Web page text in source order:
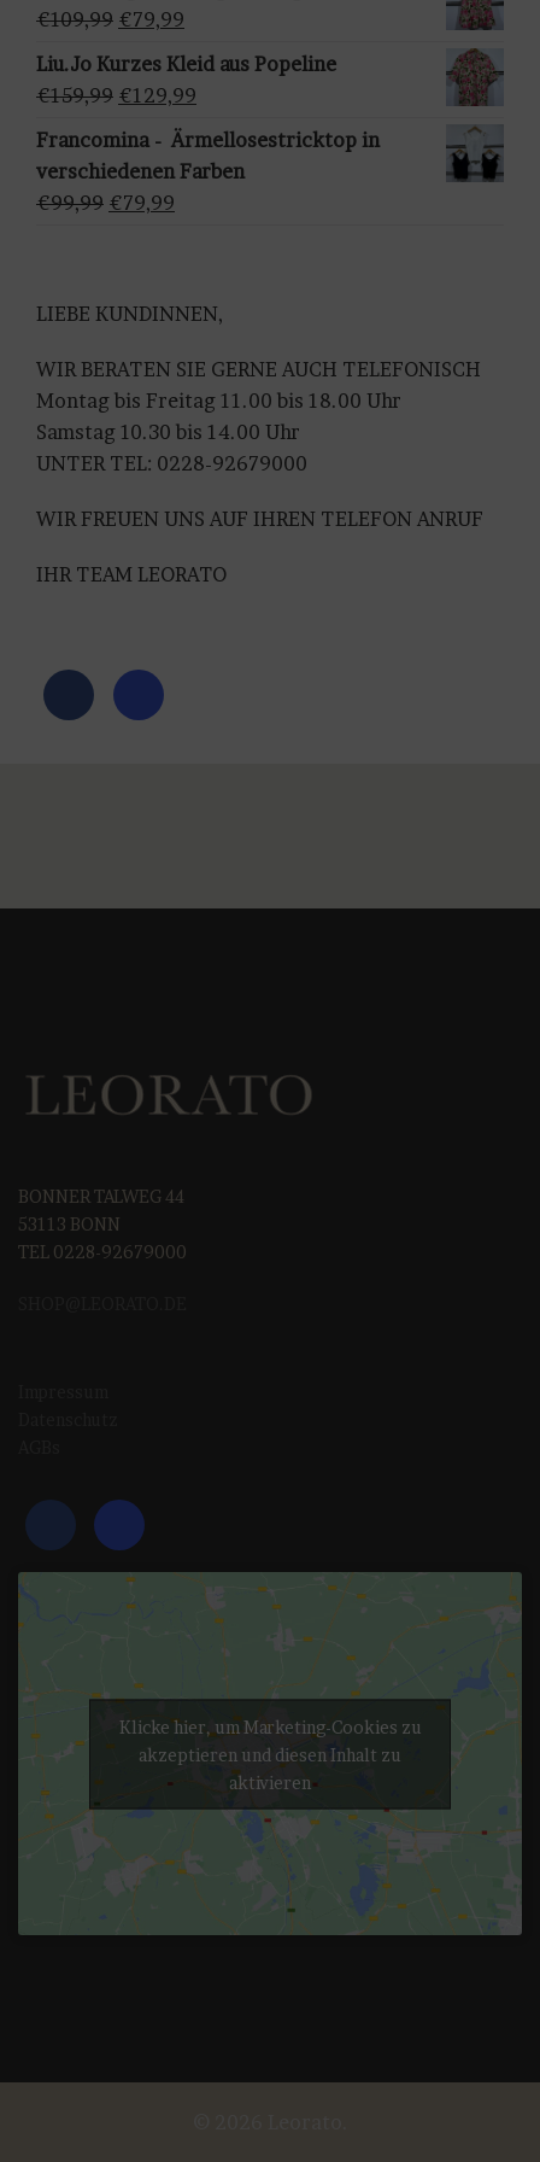
l
e
n
war:
€159,95
ist:
€109,99 Ursprünglicher
€109,99
€79,99
Preis
€79,99.
Liu.Jo Kurzes Kleid aus Popeline
€159,99 Ursprünglicher
Preis
war:
€129,99
Preis
ist:
Francomina - Ärmellosestricktop in
verschiedenen Farben
€99,99 Ursprünglicher
€79,99
LIEBE KUNDINNEN,
WIR BERATEN SIE GERNE AUCH TELEFONISCH
Montag bis Freitag 11.00 bis 18.00 Uhr
Samstag 10.30 bis 14.00 Uhr
UNTER TEL: 0228-92679000
WIR FREUEN UNS AUF IHREN TELEFON ANRUF
IHR TEAM LEORATO
BONNER TALWEG 44
53113 BONN
TEL 0228-92679000
Klicke hier, um Marketing-Cookies zu
akzeptieren und diesen Inhalt zu
aktivieren